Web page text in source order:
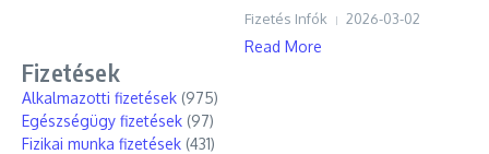
Fizetés Infók 2026-03-02
Read More
Fizetések
Alkalmazotti fizetések (975)
Egészségügy fizetések (97)
Fizikai munka fizetések (431)